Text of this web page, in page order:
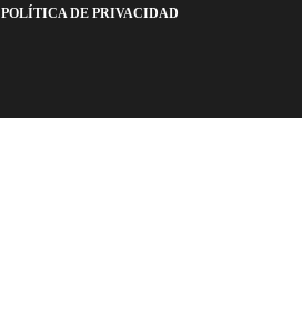
POLÍTICA DE PRIVACIDAD